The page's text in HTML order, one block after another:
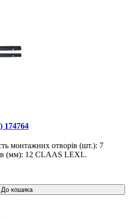
174764
монтажних отворів (шт.): 7
(мм): 12 CLAAS LEXI..
До кошика